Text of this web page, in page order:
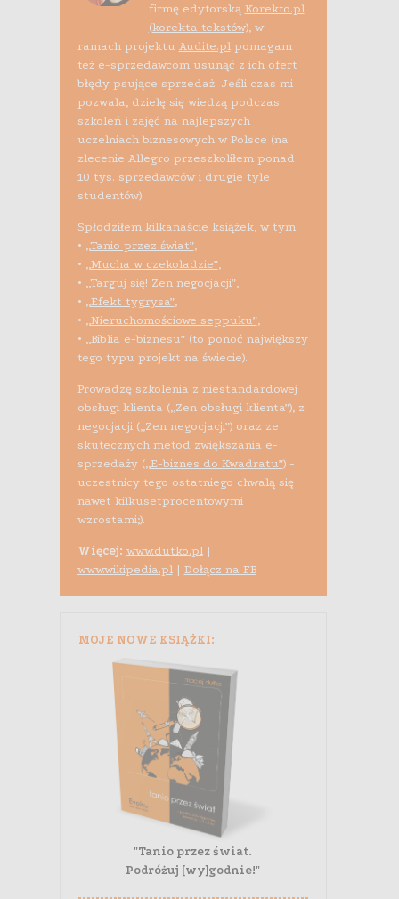
firmę edytorską Korekto.pl
(korekta tekstów), w
ramach projektu Audite.plpomagam
też e-sprzedawcom usunąć z ich ofert
błędy psujące sprzedaż. Jeśli czas mi
pozwala, dzielę się wiedzą podczas
szkoleń i zajęć na najlepszych
uczelniach biznesowych w Polsce (na
zlecenie Allegro przeszkoliłem ponad
10 tys. sprzedawców i drugie tyle
studentów).
Spłodziłem kilkanaście książek, w tym:
• „Tanio przez świat”,
• „Mucha w czekoladzie”,
• „Targuj się! Zen negocjacji”,
• „Efekt tygrysa”,
• „Nieruchomościowe seppuku”,
• „Biblia e-biznesu”(to ponoć największy
tego typu projekt na świecie).
Prowadzę szkolenia z niestandardowej
obsługi klienta („Zen obsługi klienta”), z
negocjacji („Zen negocjacji”) oraz ze
skutecznych metod zwiększania e-
sprzedaży („E-biznes do Kwadratu”) -
uczestnicy tego ostatniego chwalą się
nawet kilkusetprocentowymi
wzrostami;).
Więcej: www.dutko.pl|
www.wikipedia.pl| Dołącz na FB
MOJE NOWE KSIĄŻKI:
"Tanio przez świat.
Podróżuj [wy]godnie!"